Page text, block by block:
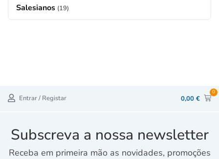
Salesianos (19)
Entrar / Registar 0,00 €
0
Subscreva a nossa newsletter
Receba em primeira mão as novidades, promoções